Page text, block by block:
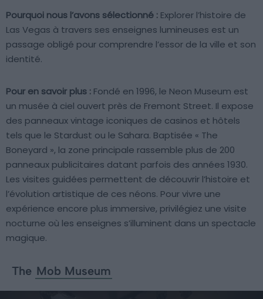
Pourquoi nous l’avons sélectionné : Explorer l’histoire de
Las Vegas à travers ses enseignes lumineuses est un
passage obligé pour comprendre l’essor de la ville et son
identité.
Pour en savoir plus : Fondé en 1996, le Neon Museum est
un musée à ciel ouvert près de Fremont Street. Il expose
des panneaux vintage iconiques de casinos et hôtels
tels que le Stardust ou le Sahara. Baptisée « The
Boneyard », la zone principale rassemble plus de 200
panneaux publicitaires datant parfois des années 1930.
Les visites guidées permettent de découvrir l’histoire et
l’évolution artistique de ces néons. Pour vivre une
expérience encore plus immersive, privilégiez une visite
nocturne où les enseignes s’illuminent dans un spectacle
magique.
The Mob Museum